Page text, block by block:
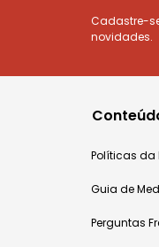
Cadastre-
novidades.
Políticas da
Guia de
Perguntas